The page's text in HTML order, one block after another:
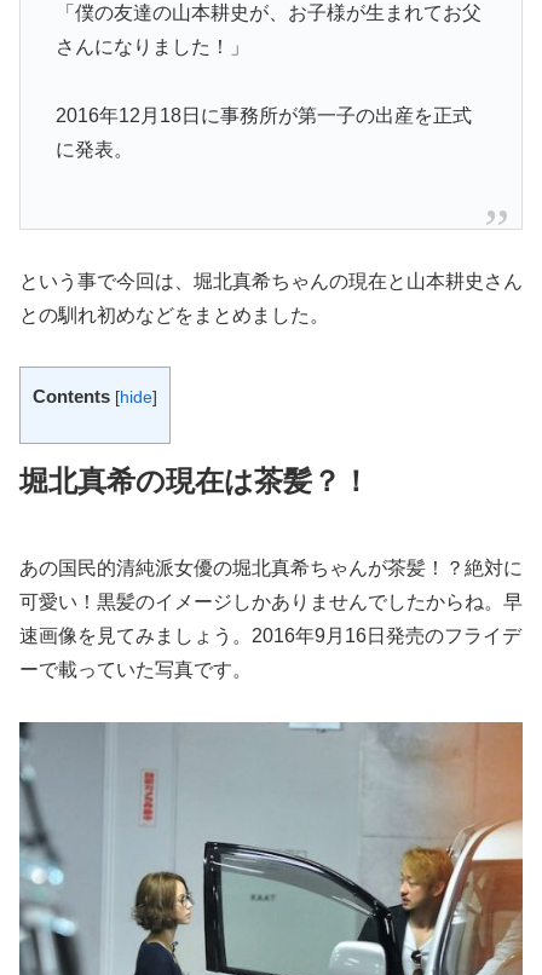
「僕の友達の山本耕史が、お子様が生まれてお父
さんになりました！」
2016年12月18日に事務所が第一子の出産を正式
に発表。
という事で今回は、堀北真希ちゃんの現在と山本耕史さん
との馴れ初めなどをまとめました。
Contents [hide]
堀北真希の現在は茶髪？！
あの国民的清純派女優の堀北真希ちゃんが茶髪！？絶対に
可愛い！黒髪のイメージしかありませんでしたからね。早
速画像を見てみましょう。2016年9月16日発売のフライデ
ーで載っていた写真です。